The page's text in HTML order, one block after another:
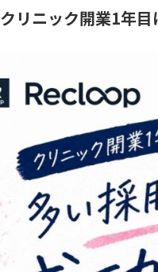
クリニック開業1年